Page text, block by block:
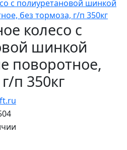
колесо с
шинкой
поворотное,
п 350кг